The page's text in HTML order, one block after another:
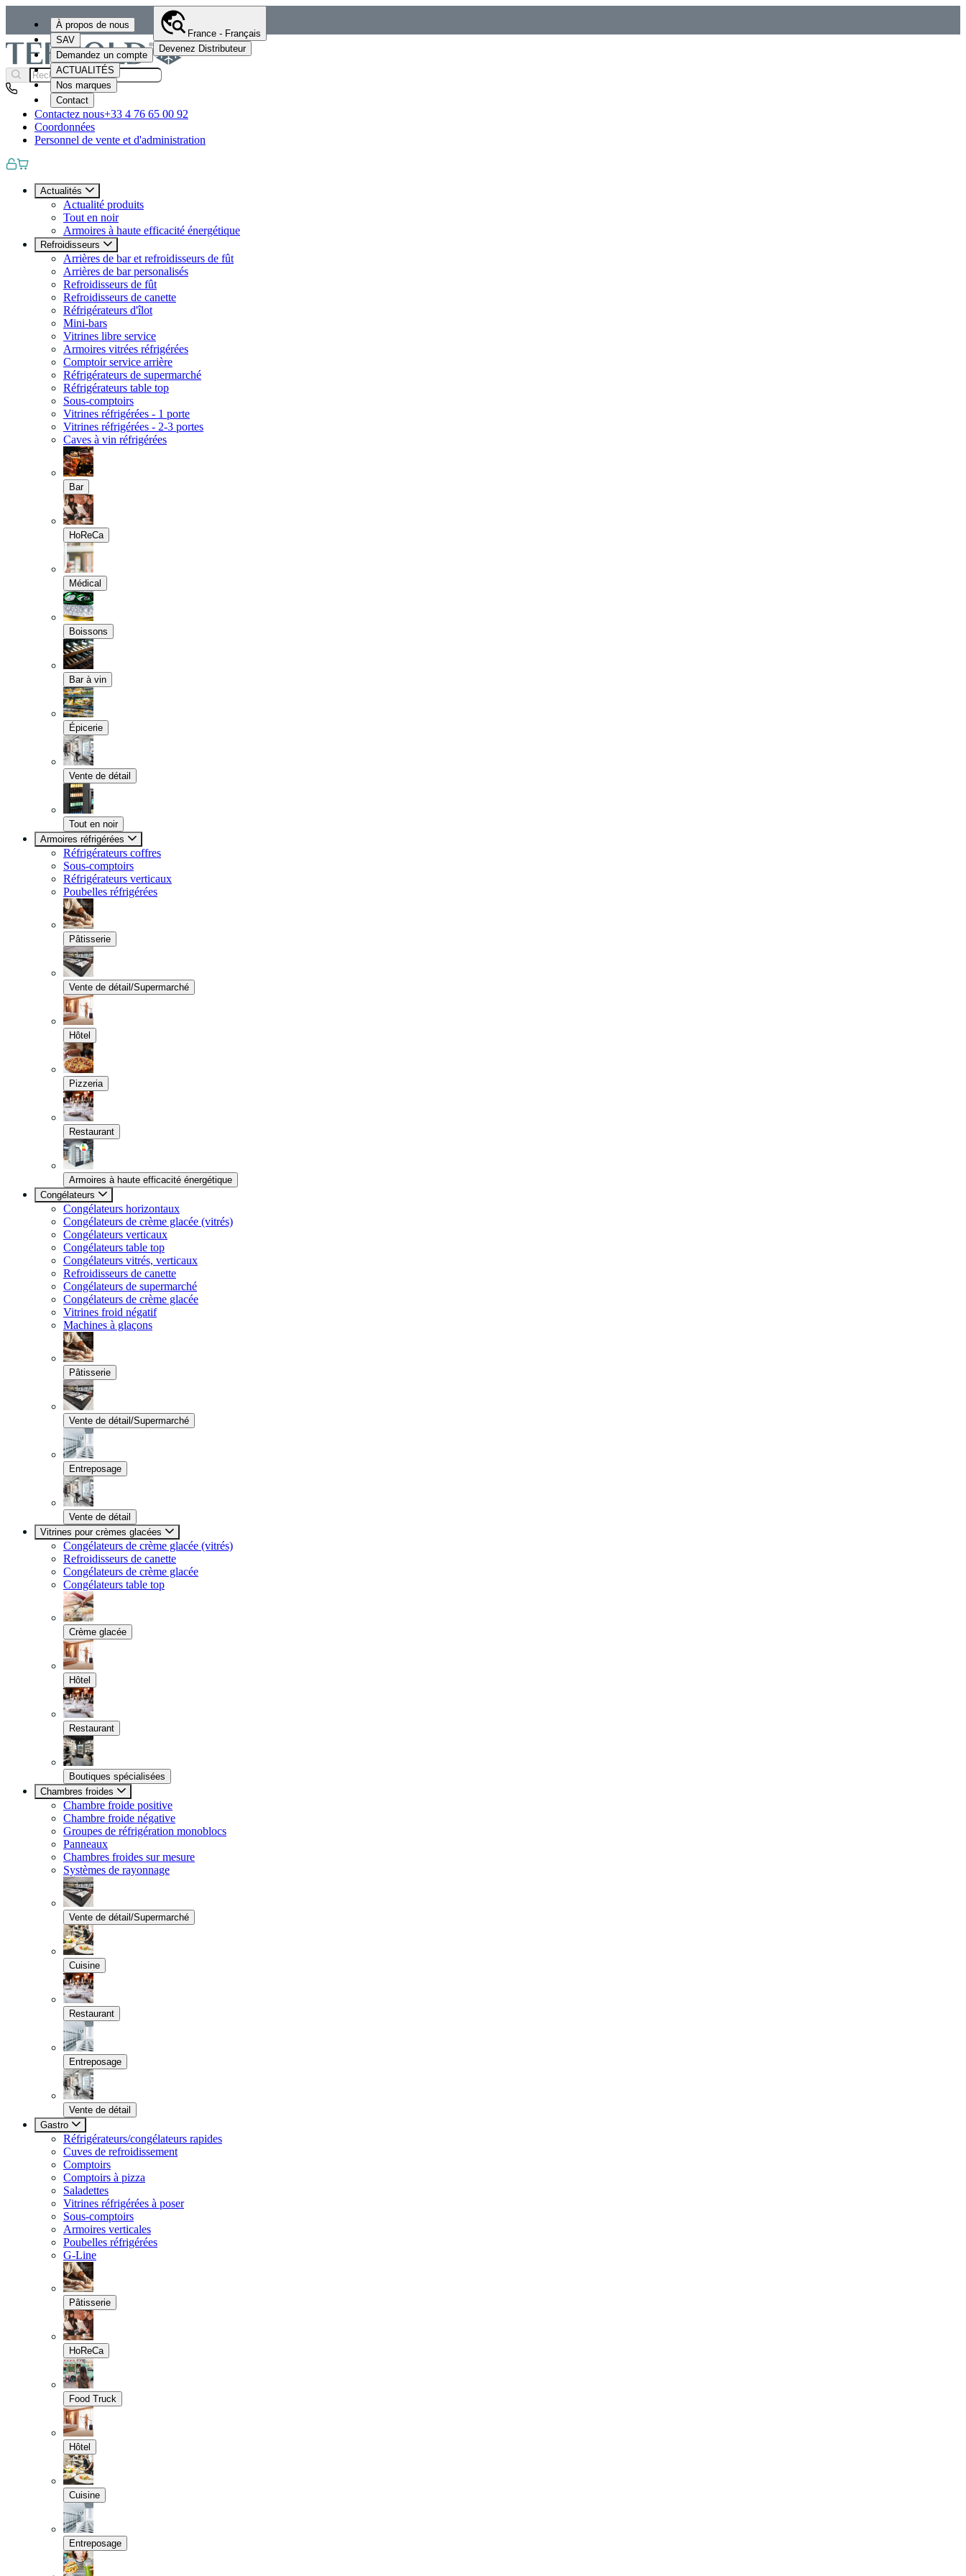
À propos de nous
SAV
Demandez un compte
ACTUALITÉS
Nos marques
Contact
France - Français
Devenez Distributeur
Contactez nous+33 4 76 65 00 92
Coordonnées
Personnel de vente et d'administration
Actualités
Actualité produits
Tout en noir
Armoires à haute efficacité énergétique
Refroidisseurs
Arrières de bar et refroidisseurs de fût
Arrières de bar personalisés
Refroidisseurs de fût
Refroidisseurs de canette
Réfrigérateurs d'îlot
Mini-bars
Vitrines libre service
Armoires vitrées réfrigérées
Comptoir service arrière
Réfrigérateurs de supermarché
Réfrigérateurs table top
Sous-comptoirs
Vitrines réfrigérées - 1 porte
Vitrines réfrigérées - 2-3 portes
Caves à vin réfrigérées
Bar
HoReCa
Médical
Boissons
Bar à vin
Épicerie
Vente de détail
Tout en noir
Armoires réfrigérées
Réfrigérateurs coffres
Sous-comptoirs
Réfrigérateurs verticaux
Poubelles réfrigérées
Pâtisserie
Vente de détail/Supermarché
Hôtel
Pizzeria
Restaurant
Armoires à haute efficacité énergétique
Congélateurs
Congélateurs horizontaux
Congélateurs de crème glacée (vitrés)
Congélateurs verticaux
Congélateurs table top
Congélateurs vitrés, verticaux
Refroidisseurs de canette
Congélateurs de supermarché
Congélateurs de crème glacée
Vitrines froid négatif
Machines à glaçons
Pâtisserie
Vente de détail/Supermarché
Entreposage
Vente de détail
Vitrines pour crèmes glacées
Congélateurs de crème glacée (vitrés)
Refroidisseurs de canette
Congélateurs de crème glacée
Congélateurs table top
Crème glacée
Hôtel
Restaurant
Boutiques spécialisées
Chambres froides
Chambre froide positive
Chambre froide négative
Groupes de réfrigération monoblocs
Panneaux
Chambres froides sur mesure
Systèmes de rayonnage
Vente de détail/Supermarché
Cuisine
Restaurant
Entreposage
Vente de détail
Gastro
Réfrigérateurs/congélateurs rapides
Cuves de refroidissement
Comptoirs
Comptoirs à pizza
Saladettes
Vitrines réfrigérées à poser
Sous-comptoirs
Armoires verticales
Poubelles réfrigérées
G-Line
Pâtisserie
HoReCa
Food Truck
Hôtel
Cuisine
Entreposage